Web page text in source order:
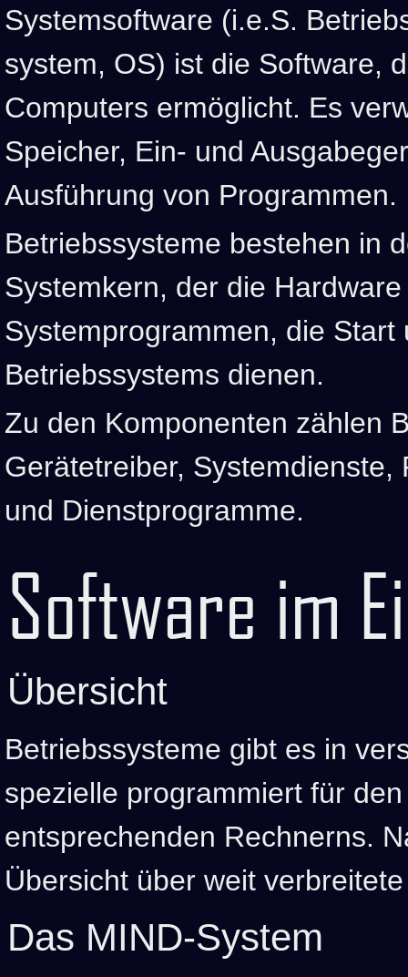
Systemsoftware (i.e.S.
system, OS) ist die Software,
Computers ermöglicht. Es
Speicher, Ein- und
Ausführung von Programmen.
Betriebssysteme bestehen in
Systemkern, der die
Systemprogrammen, die
Betriebssystems dienen.
Zu den Komponenten zählen
Gerätetreiber, Systemdienste,
und Dienstprogramme.
Software im
Übersicht
Betriebssysteme gibt es in
spezielle programmiert für
entsprechenden Rechnerns.
Übersicht über weit
Das MIND-System